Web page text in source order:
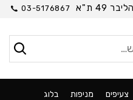
ת"א 03-5176867
צעיפים מניפות בלוג